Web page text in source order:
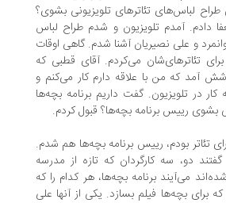
تئاترهای تلویزیونی بشوی؟
آمدم تلویزیون و شدم طراح لباس
علی نصیریان آشنا شدم. گاهی اوقات
می‌کردم. آقای قطبی که
من با علاقه دارم کار می‌کنم و
گفت داریم برنامه بچه‌ها
برنامه بچه‌ها؟ قبول کردم.
بودم، رییس برنامه بچه‌ها هم شدم.
سه کارگردان که تازه از مدرسه
برنامه بچه‌ها، هر کدام را که
فیلم بسازد. یکی از آنها علی